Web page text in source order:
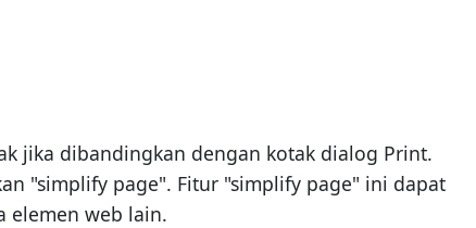
jika dibandingkan dengan kotak dialog Print.
"simplify page". Fitur "simplify page" ini dapat
elemen web lain.